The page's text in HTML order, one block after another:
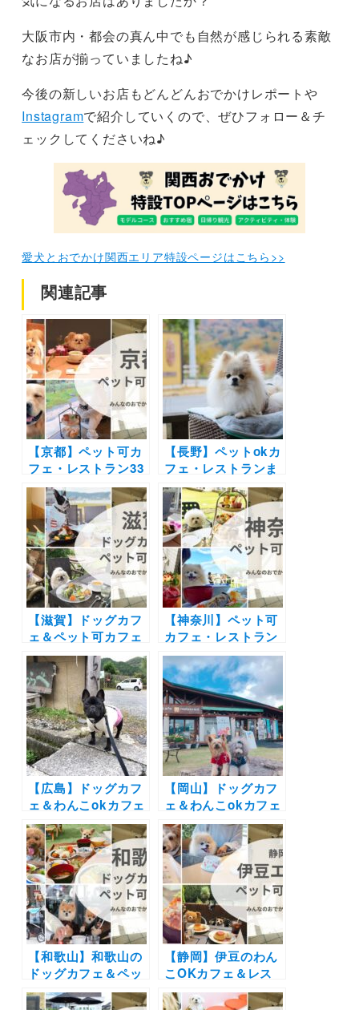
大阪市内・都会の真ん中でも自然が感じられる素敵
なお店が揃っていましたね♪
今後の新しいお店もどんどんおでかけレポートや
Instagramで紹介していくので、ぜひフォロー＆チ
ェックしてくださいね♪
愛犬とおでかけ関西エリア特設ページはこちら>>
関連記事
【京都】ペット可カ
フェ・レストラン33
選！店内OKの和菓
子店やドッグラン付
きのカフェまとめ｜
実際のおでかけレポ
ート付き
【長野】ペットokカ
フェ・レストランま
とめ30選！| 自然豊
かな景色に包まれて
お蕎麦やピザを愛犬
と楽しもう♪
【滋賀】ドッグカフ
ェ＆ペット可カフェ
22選 | 琵琶湖が見え
るカフェやドッグラ
ン付きのカフェなど
実際の愛犬とのおで
かけレポートを紹
介！
【神奈川】ペット可
カフェ・レストラン
30選 | 愛犬と一緒に
中華街の食べ放題や
アフタヌーンティー
を楽しもう♪
【広島】ドッグカフ
ェ＆わんこokカフェ
19選 | 店内同伴でコ
ース料理や手打ちそ
ばにお好み焼きも！
海が見える絶景カフ
ェなど実際のおでか
けレポート写真付き
【岡山】ドッグカフ
ェ＆わんこokカフェ
の写真レポートまと
め16選 | 倉敷に牛窓
そして蒜山の人気エ
リアの絶景カフェや
牡蠣や海鮮・パンケ
ーキを愛犬と一緒に
♪
【和歌山】和歌山の
ドッグカフェ＆ペッ
ト可カフェ17選 | 絶
【静岡】伊豆のわん
こOKカフェ＆レス
トラン10選まとめ！